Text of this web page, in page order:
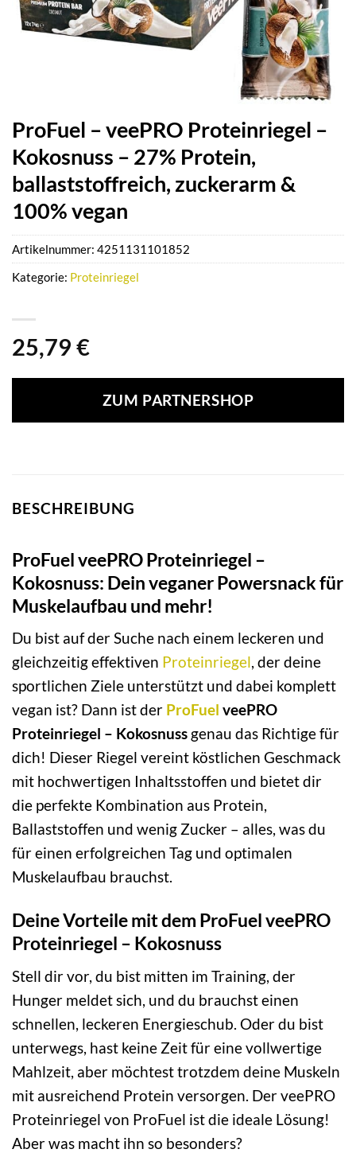
ProFuel – veePRO Proteinriegel –
Kokosnuss – 27% Protein,
ballaststoffreich, zuckerarm &
100% vegan
25,79 €
ZUM PARTNERSHOP
Artikelnummer: 4251131101852
Kategorie: Proteinriegel
BESCHREIBUNG
ProFuel veePRO Proteinriegel –
Kokosnuss: Dein veganer Powersnack für
Muskelaufbau und mehr!
Du bist auf der Suche nach einem leckeren und
gleichzeitig effektiven Proteinriegel, der deine
sportlichen Ziele unterstützt und dabei komplett
vegan ist? Dann ist der ProFuel veePRO
Proteinriegel – Kokosnuss genau das Richtige für
dich! Dieser Riegel vereint köstlichen Geschmack
mit hochwertigen Inhaltsstoffen und bietet dir
die perfekte Kombination aus Protein,
Ballaststoffen und wenig Zucker – alles, was du
für einen erfolgreichen Tag und optimalen
Muskelaufbau brauchst.
Deine Vorteile mit dem ProFuel veePRO
Proteinriegel – Kokosnuss
Stell dir vor, du bist mitten im Training, der
Hunger meldet sich, und du brauchst einen
schnellen, leckeren Energieschub. Oder du bist
unterwegs, hast keine Zeit für eine vollwertige
Mahlzeit, aber möchtest trotzdem deine Muskeln
mit ausreichend Protein versorgen. Der veePRO
Proteinriegel von ProFuel ist die ideale Lösung!
Aber was macht ihn so besonders?